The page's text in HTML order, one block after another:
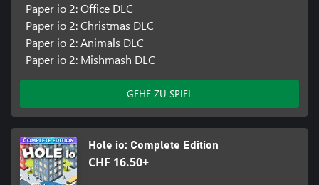
Paper io 2: Office DLC
Paper io 2: Christmas DLC
Paper io 2: Animals DLC
Paper io 2: Mishmash DLC
GEHE ZU SPIEL
Hole io: Complete Edition
CHF 16.50+